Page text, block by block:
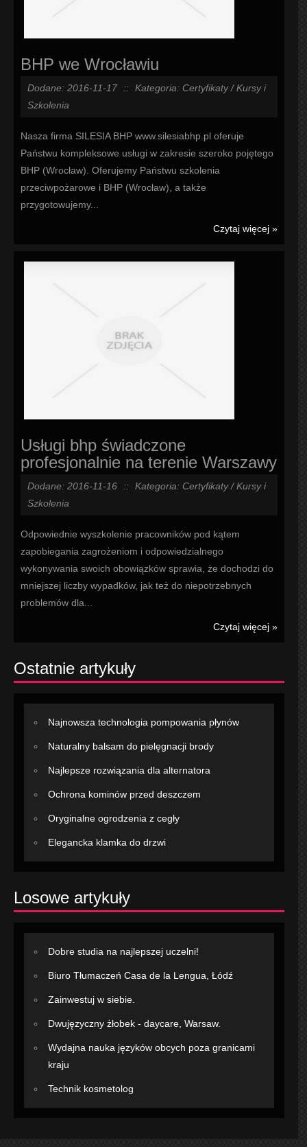
BHP we Wrocławiu
Dodane: 2016-11-17 ::
Kategoria: Certyfikaty / Kursy i
Szkolenia
Nasza firma SILESIA BHP www.silesiabhp.pl oferuje
Państwu kompleksowe usługi w zakresie szeroko pojętego
BHP (Wrocław). Oferujemy Państwu szkolenia
przeciwpożarowe i BHP (Wrocław), a także
przygotowujemy...
Czytaj więcej »
Usługi bhp świadczone
profesjonalnie na terenie Warszawy
Dodane: 2016-11-16 ::
Kategoria: Certyfikaty / Kursy i
Szkolenia
Odpowiednie wyszkolenie pracowników pod kątem
zapobiegania zagrożeniom i odpowiedzialnego
wykonywania swoich obowiązków sprawia, że dochodzi do
mniejszej liczby wypadków, jak też do niepotrzebnych
problemów dla...
Czytaj więcej »
Ostatnie artykuły
Najnowsza technologia pompowania płynów
Naturalny balsam do pielęgnacji brody
Najlepsze rozwiązania dla alternatora
Ochrona kominów przed deszczem
Oryginalne ogrodzenia z cegły
Elegancka klamka do drzwi
Losowe artykuły
Dobre studia na najlepszej uczelni!
Biuro Tłumaczeń Casa de la Lengua, Łódź
Zainwestuj w siebie.
Dwujęzyczny żłobek - daycare, Warsaw.
Wydajna nauka języków obcych poza granicami
kraju
Technik kosmetolog